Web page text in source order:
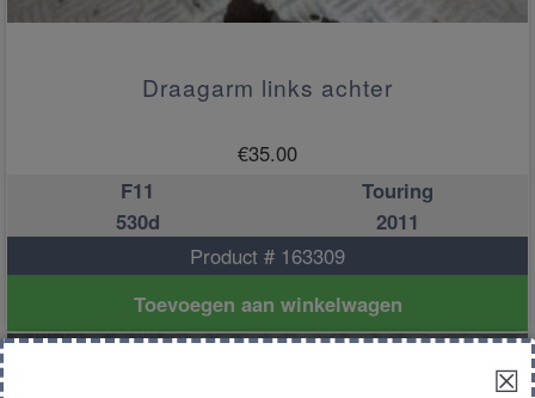
Draagarm links achter
€35.00
F11
Touring
530d
2011
Product # 163309
Toevoegen aan winkelwagen
☒